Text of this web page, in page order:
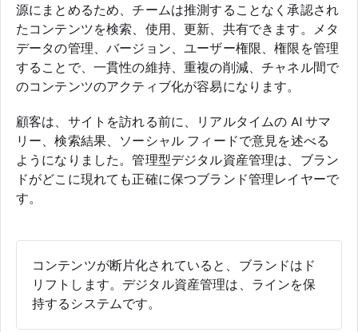
源にまとめるため、チームは推測することなく承認され
たコンテンツを検索、使用、更新、共有できます。メタ
データの管理、バージョン、ユーザー権限、権限を管理
することで、一貫性の維持、重複の削減、チャネル間で
のコンテンツのアクティブ化が容易になります。
顧客は、サイトを訪れる前に、リアルタイムの AI サマ
リー、検索結果、ソーシャル フィードで意見を述べる
ようになりました。管理型デジタル資産管理は、ブラン
ドがどこに現れても正確に保つブランド管理レイヤーで
す。
コンテンツが断片化されていると、ブランドはド
リフトします。デジタル資産管理は、ラインを保
持するシステムです。